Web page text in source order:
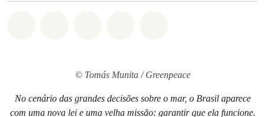
© Tomás Munita / Greenpeace
No cenário das grandes decisões sobre o mar, o Brasil aparece
com uma nova lei e uma velha missão: garantir que ela funcione.